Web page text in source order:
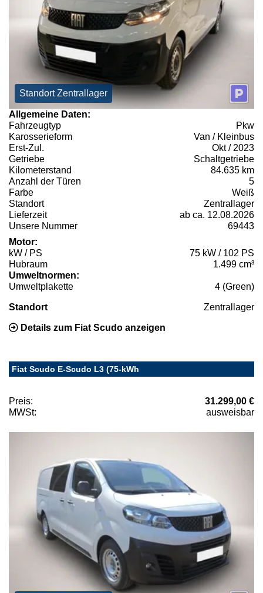
Standort Zentrallager
Allgemeine Daten:
Fahrzeugtyp
Pkw
Karosserieform
Van / Kleinbus
Erst-Zul.
Okt / 2023
Getriebe
Schaltgetriebe
Kilometerstand
84.635 km
Anzahl der Türen
5
Farbe
Weiß
Standort
Zentrallager
Lieferzeit
ab ca. 12.08.2026
Unsere Nummer
69443
Motor:
kW / PS
75 kW / 102 PS
Hubraum
1.499 cm³
Umweltnormen:
Umweltplakette
4 (Green)
Standort Zentrallager
Details zum Fiat Scudo anzeigen
Fiat Scudo E-Scudo L3 (75-kWh
Preis:
31.299,00 €
MWSt:
ausweisbar